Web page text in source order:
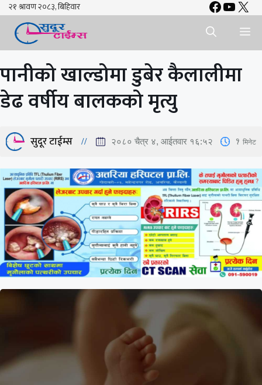
Skip
content
X
पानीको खाल्डोमा डुबेर कैलालीमा
डेढ वर्षीय बालकको मृत्यु
सुदूर टाईम्स २०८० चैत्र ४, आईतवार १६:५२ 1 मिनेट